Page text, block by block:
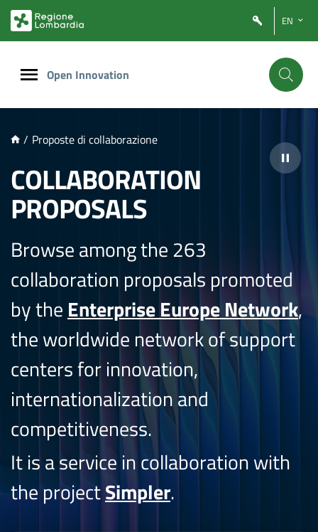
PRINCIPALE
EN
Open Innovation
/ Proposte di collaborazione
COLLABORATION
PROPOSALS
Browse among the 263
collaboration proposals promoted
by the Enterprise Europe Network,
the worldwide network of support
centers for innovation,
internationalization and
competitiveness.
It is a service in collaboration with
the projectSimpler.